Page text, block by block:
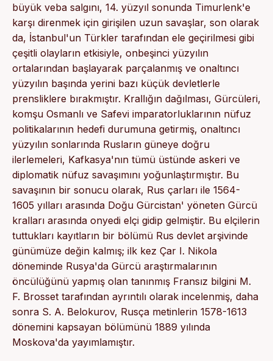
büyük veba salgını, 14. yüzyıl sonunda Timurlenk'e
karşı direnmek için girişilen uzun savaşlar, son olarak
da, İstanbul'un Türkler tarafından ele geçirilmesi gibi
çeşitli olayların etkisiyle, onbeşinci yüzyılın
ortalarından başlayarak parçalanmış ve onaltıncı
yüzyılın başında yerini bazı küçük devletlerle
prensliklere bırakmıştır. Krallığın dağılması, Gürcüleri,
komşu Osmanlı ve Safevi imparatorluklarının nüfuz
politikalarının hedefi durumuna getirmiş, onaltıncı
yüzyılın sonlarında Rusların güneye doğru
ilerlemeleri, Kafkasya'nın tümü üstünde askeri ve
diplomatik nüfuz savaşımını yoğunlaştırmıştır. Bu
savaşının bir sonucu olarak, Rus çarları ile 1564-
1605 yılları arasında Doğu Gürcistan' yöneten Gürcü
kralları arasında onyedi elçi gidip gelmiştir. Bu elçilerin
tuttukları kayıtların bir bölümü Rus devlet arşivinde
günümüze değin kalmış; ilk kez Çar I. Nikola
döneminde Rusya'da Gürcü araştırmalarının
öncülüğünü yapmış olan tanınmış Fransız bilgini M.
F. Brosset tarafından ayrıntılı olarak incelenmiş, daha
sonra S. A. Belokurov, Rusça metinlerin 1578-1613
dönemini kapsayan bölümünü 1889 yılında
Moskova'da yayımlamıştır.